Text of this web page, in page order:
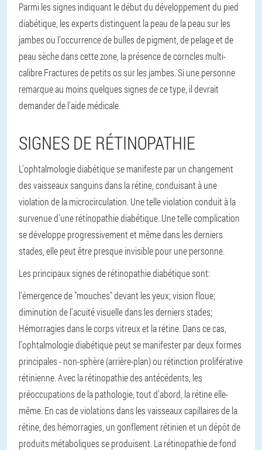
Parmi les signes indiquant le début du développement du pied
diabétique, les experts distinguent la peau de la peau sur les
jambes ou l'occurrence de bulles de pigment, de pelage et de
peau sèche dans cette zone, la présence de corncles multi-
calibre Fractures de petits os sur les jambes. Si une personne
remarque au moins quelques signes de ce type, il devrait
demander de l'aide médicale.
SIGNES DE RÉTINOPATHIE
L'ophtalmologie diabétique se manifeste par un changement
des vaisseaux sanguins dans la rétine, conduisant à une
violation de la microcirculation. Une telle violation conduit à la
survenue d'une rétinopathie diabétique. Une telle complication
se développe progressivement et même dans les derniers
stades, elle peut être presque invisible pour une personne.
Les principaux signes de rétinopathie diabétique sont:
l'émergence de "mouches" devant les yeux;vision floue;
diminution de l'acuité visuelle dans les derniers stades;
Hémorragies dans le corps vitreux et la rétine. Dans ce cas,
l'ophtalmologie diabétique peut se manifester par deux formes
principales - non-sphère (arrière-plan) ou rétinction proliférative
rétinienne. Avec la rétinopathie des antécédents, les
préoccupations de la pathologie, tout d'abord, la rétine elle-
même. En cas de violations dans les vaisseaux capillaires de la
rétine, des hémorragies, un gonflement rétinien et un dépôt de
produits métaboliques se produisent. La rétinopathie de fond